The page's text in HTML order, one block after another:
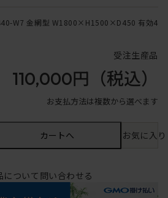
W7 金網型 W1800×H1500×D450 有効4
受注生産品
110,000円 （税込）
お支払方法は複数から選べます
カートへ お気に入
について問い合わせる